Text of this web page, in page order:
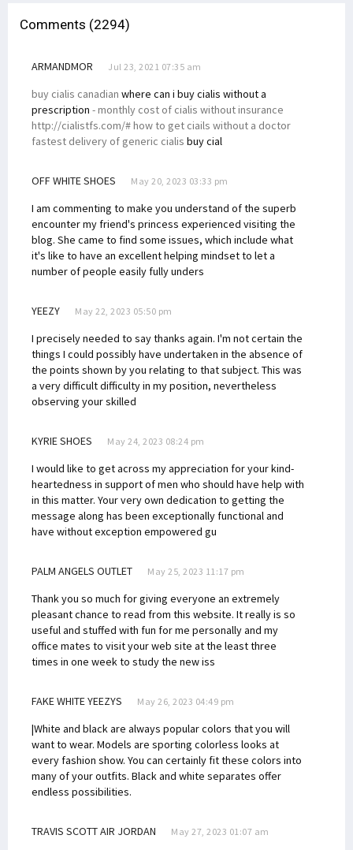
Comments (2294)
ARMANDMOR Jul 23, 2021 07:35 am
buy cialis canadian where can i buy cialis without a
prescription - monthly cost of cialis without insurance
http://cialistfs.com/# how to get ciails without a doctor
fastest delivery of generic cialis buy cial
OFF WHITE SHOES May 20, 2023 03:33 pm
I am commenting to make you understand of the superb
encounter my friend's princess experienced visiting the
blog. She came to find some issues, which include what
it's like to have an excellent helping mindset to let a
number of people easily fully unders
YEEZY May 22, 2023 05:50 pm
I precisely needed to say thanks again. I'm not certain the
things I could possibly have undertaken in the absence of
the points shown by you relating to that subject. This was
a very difficult difficulty in my position, nevertheless
observing your skilled
KYRIE SHOES May 24, 2023 08:24 pm
I would like to get across my appreciation for your kind-
heartedness in support of men who should have help with
in this matter. Your very own dedication to getting the
message along has been exceptionally functional and
have without exception empowered gu
PALM ANGELS OUTLET May 25, 2023 11:17 pm
Thank you so much for giving everyone an extremely
pleasant chance to read from this website. It really is so
useful and stuffed with fun for me personally and my
office mates to visit your web site at the least three
times in one week to study the new iss
FAKE WHITE YEEZYS May 26, 2023 04:49 pm
|White and black are always popular colors that you will
want to wear. Models are sporting colorless looks at
every fashion show. You can certainly fit these colors into
many of your outfits. Black and white separates offer
endless possibilities.
TRAVIS SCOTT AIR JORDAN May 27, 2023 01:07 am